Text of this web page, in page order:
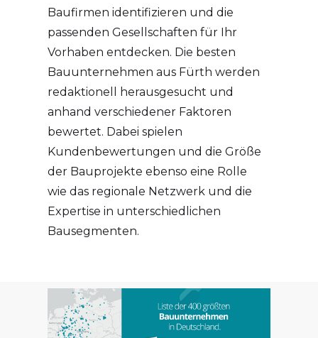
Baufirmen identifizieren und die
passenden Gesellschaften für Ihr
Vorhaben entdecken. Die besten
Bauunternehmen aus Fürth werden
redaktionell herausgesucht und
anhand verschiedener Faktoren
bewertet. Dabei spielen
Kundenbewertungen und die Größe
der Bauprojekte ebenso eine Rolle
wie das regionale Netzwerk und die
Expertise in unterschiedlichen
Bausegmenten.